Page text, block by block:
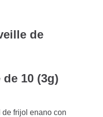
de
10 (3g)
frijol enano con